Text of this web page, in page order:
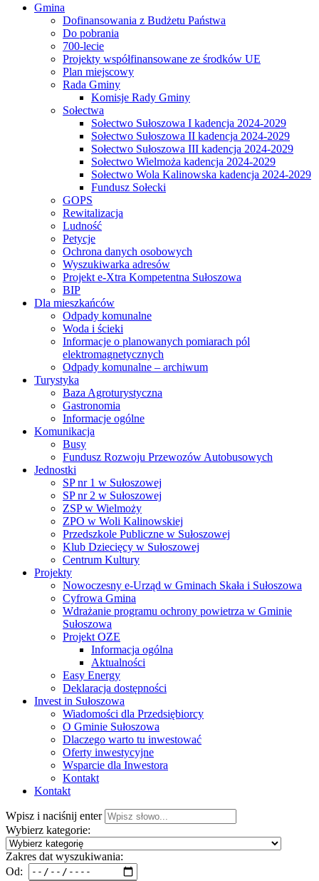
Gmina
Dofinansowania z Budżetu Państwa
Do pobrania
700-lecie
Projekty współfinansowane ze środków UE
Plan miejscowy
Rada Gminy
Komisje Rady Gminy
Sołectwa
Sołectwo Sułoszowa I kadencja 2024-2029
Sołectwo Sułoszowa II kadencja 2024-2029
Sołectwo Sułoszowa III kadencja 2024-2029
Sołectwo Wielmoża kadencja 2024-2029
Sołectwo Wola Kalinowska kadencja 2024-2029
Fundusz Sołecki
GOPS
Rewitalizacja
Ludność
Petycje
Ochrona danych osobowych
Wyszukiwarka adresów
Projekt e-Xtra Kompetentna Sułoszowa
BIP
Dla mieszkańców
Odpady komunalne
Woda i ścieki
Informacje o planowanych pomiarach pól
elektromagnetycznych
Odpady komunalne – archiwum
Turystyka
Baza Agroturystyczna
Gastronomia
Informacje ogólne
Komunikacja
Busy
Fundusz Rozwoju Przewozów Autobusowych
Jednostki
SP nr 1 w Sułoszowej
SP nr 2 w Sułoszowej
ZSP w Wielmoży
ZPO w Woli Kalinowskiej
Przedszkole Publiczne w Sułoszowej
Klub Dziecięcy w Sułoszowej
Centrum Kultury
Projekty
Nowoczesny e-Urząd w Gminach Skała i Sułoszowa
Cyfrowa Gmina
Wdrażanie programu ochrony powietrza w Gminie
Sułoszowa
Projekt OZE
Informacja ogólna
Aktualności
Easy Energy
Deklaracja dostępności
Invest in Sułoszowa
Wiadomości dla Przedsiębiorcy
O Gminie Sułoszowa
Dlaczego warto tu inwestować
Oferty inwestycyjne
Wsparcie dla Inwestora
Kontakt
Kontakt
Wpisz i naciśnij enter
Wybierz kategorie:
Zakres dat wyszukiwania:
Od: